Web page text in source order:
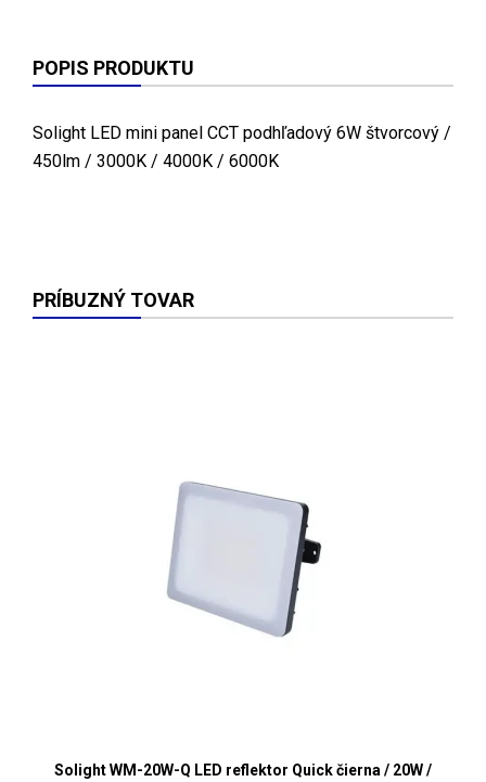
POPIS PRODUKTU
Solight LED mini panel CCT podhľadový 6W štvorcový /
450lm / 3000K / 4000K / 6000K
PRÍBUZNÝ TOVAR
Solight WM-20W-Q LED reflektor Quick čierna / 20W /